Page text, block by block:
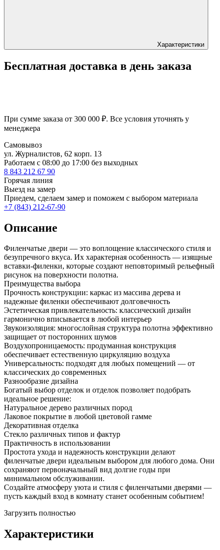
Характеристики
Бесплатная доставка в день заказа
При сумме заказа от 300 000 ₽. Все условия уточнять у
менеджера
Самовывоз
ул. Журналистов, 62 корп. 13
Работаем c 08:00 до 17:00 без выходных
8 843 212 67 90
Горячая линия
Выезд на замер
Приедем, сделаем замер и поможем с выбором материала
+7 (843) 212-67-90
Описание
Филенчатые двери — это воплощение классического стиля и
безупречного вкуса. Их характерная особенность — изящные
вставки-филенки, которые создают неповторимый рельефный
рисунок на поверхности полотна.
Преимущества выбора
Прочность конструкции: каркас из массива дерева и
надежные филенки обеспечивают долговечность
Эстетическая привлекательность: классический дизайн
гармонично вписывается в любой интерьер
Звукоизоляция: многослойная структура полотна эффективно
защищает от посторонних шумов
Воздухопроницаемость: продуманная конструкция
обеспечивает естественную циркуляцию воздуха
Универсальность: подходят для любых помещений — от
классических до современных
Разнообразие дизайна
Богатый выбор отделок и отделок позволяет подобрать
идеальное решение:
Натуральное дерево различных пород
Лаковое покрытие в любой цветовой гамме
Декоративная отделка
Стекло различных типов и фактур
Практичность в использовании
Простота ухода и надежность конструкции делают
филенчатые двери идеальным выбором для любого дома. Они
сохраняют первоначальный вид долгие годы при
минимальном обслуживании.
Создайте атмосферу уюта и стиля с филенчатыми дверями —
пусть каждый вход в комнату станет особенным событием!
Загрузить полностью
Характеристики